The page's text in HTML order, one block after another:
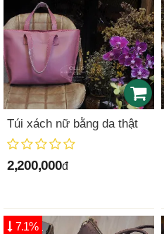
Túi xách nữ bằng da thật
2,200,000đ
7.1%